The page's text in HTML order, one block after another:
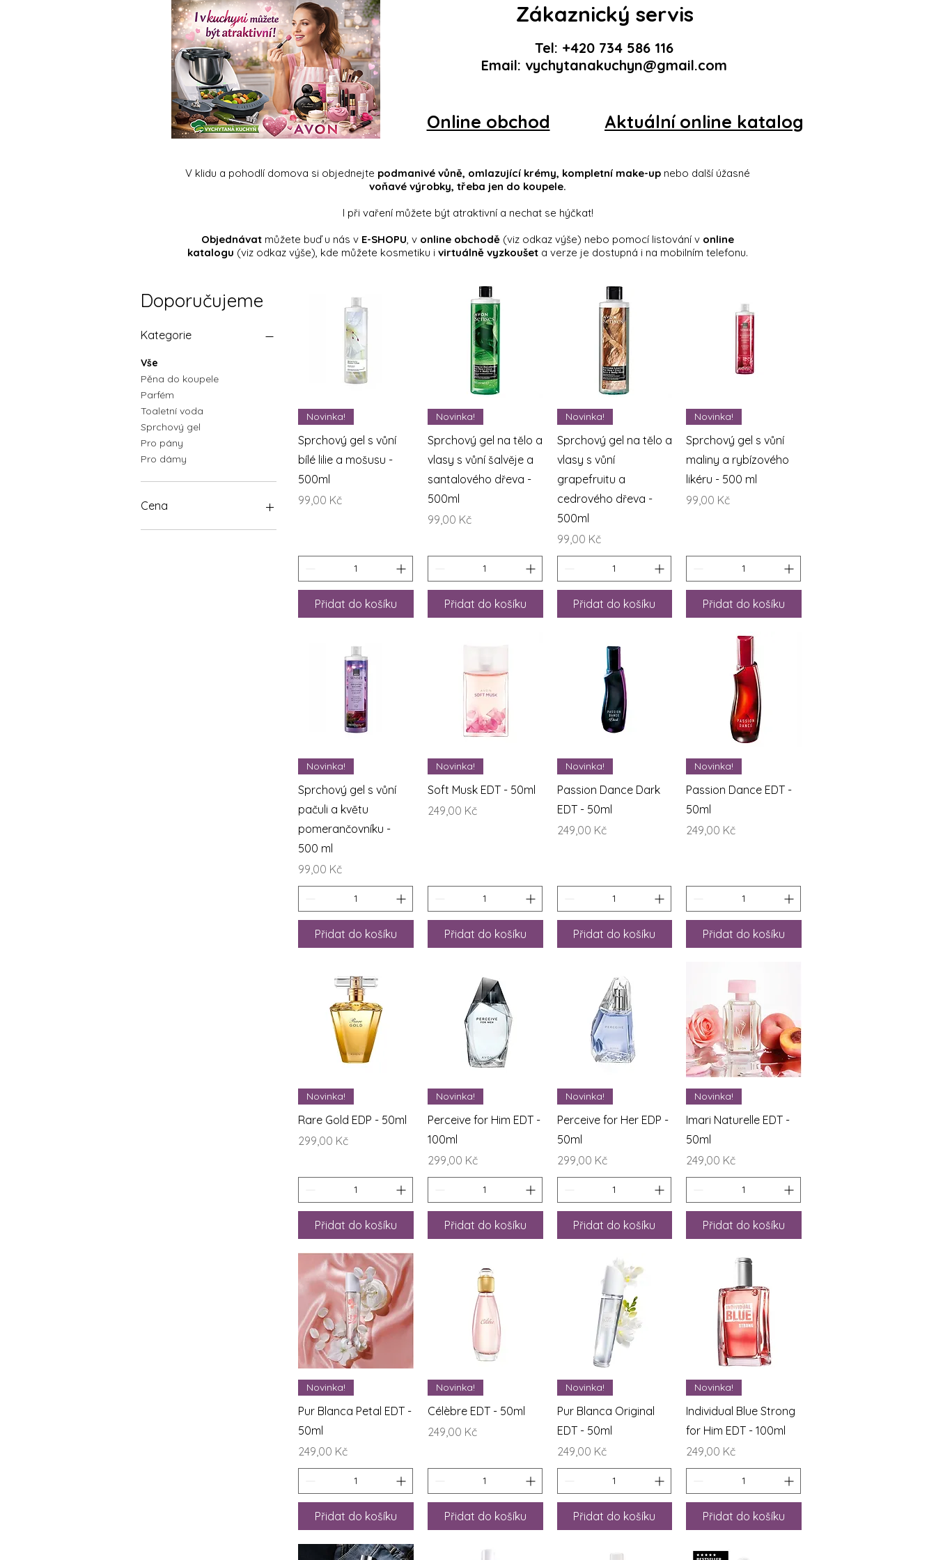
Zákaznický servis
Tel: +420 734 586 116
Email: vychytanakuchyn@gmail.com
Online obchod Aktuální online katalog
V klidu a pohodlí domova si objednejte podmanivé vůně, omlazující krémy, kompletní make-up nebo další úžasné
voňavé výrobky, třeba jen do koupele.
I při vaření můžete být atraktivní a nechat se hýčkat!
Objednávat můžete buď u nás v E-SHOPU , v online obchodě (viz odkaz výše) nebo pomocí listování v online
katalogu (viz odkaz výše), kde můžete kosmetiku i virtuálně vyzkoušet a verze je dostupná i na mobilním telefonu.
Doporučujeme
Kategorie
Vše
Pěna do koupele
Parfém
Toaletní voda
Sprchový gel
Pro pány
Pro dámy
Cena
Rychlý náhled
Novinka!
Sprchový gel s vůní
bílé lilie a mošusu -
500ml
Cena
99,00 Kč
Přidat do košíku
Rychlý náhled
Novinka!
Sprchový gel na tělo a
vlasy s vůní šalvěje a
santalového dřeva -
500ml
Cena
99,00 Kč
Přidat do košíku
Rychlý náhled
Novinka!
Sprchový gel na tělo a
vlasy s vůní
grapefruitu a
cedrového dřeva -
500ml
Cena
99,00 Kč
Přidat do košíku
Rychlý náhled
Novinka!
Sprchový gel s vůní
maliny a rybízového
likéru - 500 ml
Cena
99,00 Kč
Přidat do košíku
Rychlý náhled
Novinka!
Sprchový gel s vůní
pačuli a květu
pomerančovníku -
500 ml
Cena
99,00 Kč
Přidat do košíku
Rychlý náhled
Novinka!
Soft Musk EDT - 50ml
Cena
249,00 Kč
Přidat do košíku
Rychlý náhled
Novinka!
Passion Dance Dark
EDT - 50ml
Cena
249,00 Kč
Přidat do košíku
Rychlý náhled
Novinka!
Passion Dance EDT -
50ml
Cena
249,00 Kč
Přidat do košíku
Rychlý náhled
Novinka!
Rare Gold EDP - 50ml
Cena
299,00 Kč
Přidat do košíku
Rychlý náhled
Novinka!
Perceive for Him EDT -
100ml
Cena
299,00 Kč
Přidat do košíku
Rychlý náhled
Novinka!
Perceive for Her EDP -
50ml
Cena
299,00 Kč
Přidat do košíku
Rychlý náhled
Novinka!
Imari Naturelle EDT -
50ml
Cena
249,00 Kč
Přidat do košíku
Rychlý náhled
Novinka!
Pur Blanca Petal EDT -
50ml
Cena
249,00 Kč
Přidat do košíku
Rychlý náhled
Novinka!
Célèbre EDT - 50ml
Cena
249,00 Kč
Přidat do košíku
Rychlý náhled
Novinka!
Pur Blanca Original
EDT - 50ml
Cena
249,00 Kč
Přidat do košíku
Rychlý náhled
Novinka!
Individual Blue Strong
for Him EDT - 100ml
Cena
249,00 Kč
Přidat do košíku